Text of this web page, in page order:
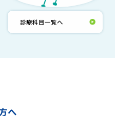
診療科目一覧へ
へ